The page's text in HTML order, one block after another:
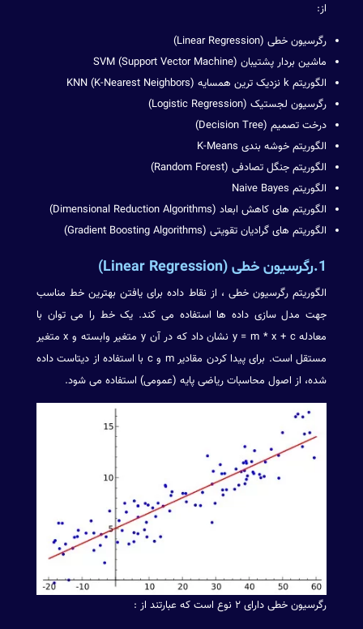
از:
رگرسیون خطی (Linear Regression)
ماشین بردار پشتیبان (SVM (Support Vector Machine
الگوریتم k نزدیک ترین همسایه (KNN (K-Nearest Neighbors
رگرسیون لجستیک (Logistic Regression)
درخت تصمیم (Decision Tree)
الگوریتم خوشه بندی K-Means
الگوریتم جنگل تصادفی (Random Forest)
الگوریتم Naive Bayes
الگوریتم های کاهش ابعاد (Dimensional Reduction Algorithms)
الگوریتم های گرادیان تقویتی (Gradient Boosting Algorithms)
1.رگرسیون خطی (Linear Regression)
الگوریتم رگرسیون خطی ، از نقاط داده برای یافتن بهترین خط مناسب
جهت مدل سازی داده ها استفاده می کند. یک خط را می توان با
معادله y = m * x + c نشان داد که در آن y متغیر وابسته و x متغیر
مستقل است. برای پیدا کردن مقادیر m و c با استفاده از دیتاست داده
شده، از اصول محاسبات ریاضی پایه (عمومی) استفاده می شود.
رگرسیون خطی دارای ۲ نوع است که عبارتند از :